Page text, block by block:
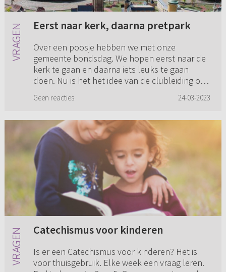
Eerst naar kerk, daarna pretpark
Over een poosje hebben we met onze
gemeente bondsdag. We hopen eerst naar de
kerk te gaan en daarna iets leuks te gaan
doen. Nu is het het idee van de clubleiding om
Geen reacties 24-03-2023
Catechismus voor kinderen
Is er een Catechismus voor kinderen? Het is
voor thuisgebruik. Elke week een vraag leren.